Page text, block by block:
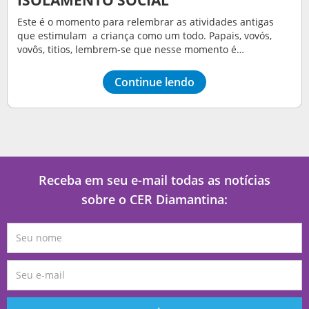
Este é o momento para relembrar as atividades antigas
que estimulam a criança como um todo. Papais, vovós,
vovôs, titios, lembrem-se que nesse momento é…
Continue lendo
Receba em seu e-mail todas as notícias
sobre o CER Diamantina: